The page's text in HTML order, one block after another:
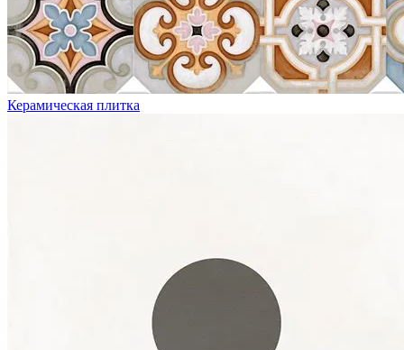
Керамическая плитка